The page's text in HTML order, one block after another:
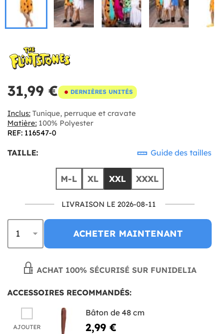
31,99 € DERNIÈRES UNITÉS
Inclus: Tunique, perruque et cravate
Matière: 100% Polyester
REF: 116547-0
TAILLE: Guide des tailles
M-L XL XXL XXXL
LIVRAISON LE 2026-08-11
ACHETER MAINTENANT
ACHAT 100% SÉCURISÉ SUR FUNIDELIA
ACCESSOIRES RECOMMANDÉS:
AJOUTER
Bâton de 48 cm
2,99 €